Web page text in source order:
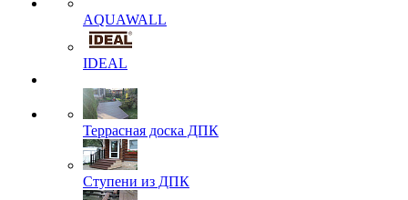
AQUAWALL
IDEAL
Террасная доска ДПК
Ступени из ДПК